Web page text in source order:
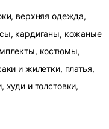
верхняя одежда,
кардиганы, кожаные
костюмы,
и жилетки, платья,
и толстовки,